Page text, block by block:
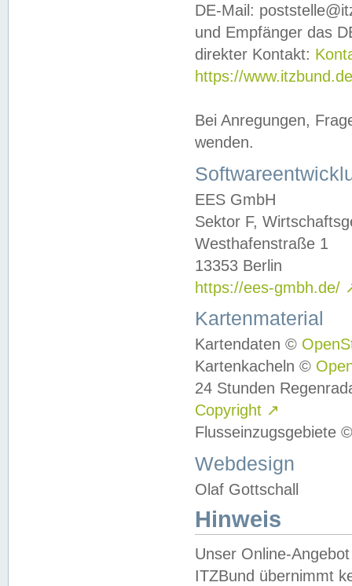
DE-Mail:
und Empfänger das
direkter Kontakt:
https://
Bei Anregungen,
wenden.
EES GmbH
Sektor F,
Westhafenstraße 1
13353 Berlin
https://ees-gmbh.de/
Kartenmaterial
Kartendaten ©
Kartenkacheln ©
24 Stunden
Copyright ↗
Flusseinzugsgebiete
Webdesign
Olaf Gottschall
Hinweis
Unser Online-
ITZBund übernimmt